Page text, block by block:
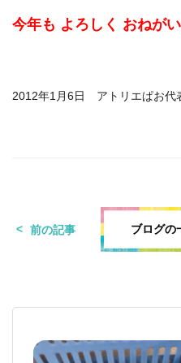
今年も よろしく おねがい
2012年1月6日 アトリエぱ
前の記事 ブログの